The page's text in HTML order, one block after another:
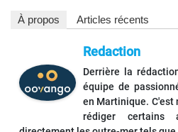
À propos Articles récents
Redaction
Derrière la
équipe de
en Martinique. C'est
rédiger certains